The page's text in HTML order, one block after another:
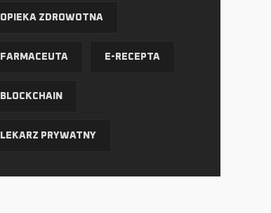
OPIEKA ZDROWOTNA
FARMACEUTA E-RECEPTA
BLOCKCHAIN
LEKARZ PRYWATNY